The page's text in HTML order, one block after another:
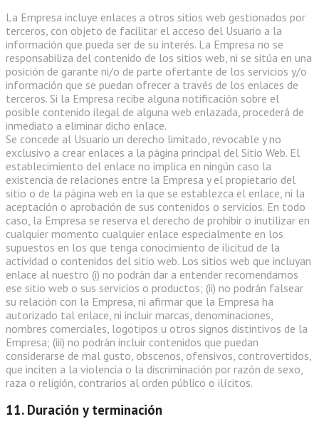
La Empresa incluye enlaces a otros sitios web gestionados por
terceros, con objeto de facilitar el acceso del Usuario a la
información que pueda ser de su interés. La Empresa no se
responsabiliza del contenido de los sitios web, ni se sitúa en una
posición de garante ni/o de parte ofertante de los servicios y/o
información que se puedan ofrecer a través de los enlaces de
terceros. Si la Empresa recibe alguna notificación sobre el
posible contenido ilegal de alguna web enlazada, procederá de
inmediato a eliminar dicho enlace.
Se concede al Usuario un derecho limitado, revocable y no
exclusivo a crear enlaces a la página principal del Sitio Web. El
establecimiento del enlace no implica en ningún caso la
existencia de relaciones entre la Empresa y el propietario del
sitio o de la página web en la que se establezca el enlace, ni la
aceptación o aprobación de sus contenidos o servicios. En todo
caso, la Empresa se reserva el derecho de prohibir o inutilizar en
cualquier momento cualquier enlace especialmente en los
supuestos en los que tenga conocimiento de ilicitud de la
actividad o contenidos del sitio web. Los sitios web que incluyan
enlace al nuestro (i) no podrán dar a entender recomendamos
ese sitio web o sus servicios o productos; (ii) no podrán falsear
su relación con la Empresa, ni afirmar que la Empresa ha
autorizado tal enlace, ni incluir marcas, denominaciones,
nombres comerciales, logotipos u otros signos distintivos de la
Empresa; (iii) no podrán incluir contenidos que puedan
considerarse de mal gusto, obscenos, ofensivos, controvertidos,
que inciten a la violencia o la discriminación por razón de sexo,
raza o religión, contrarios al orden público o ilícitos.
11. Duración y terminación